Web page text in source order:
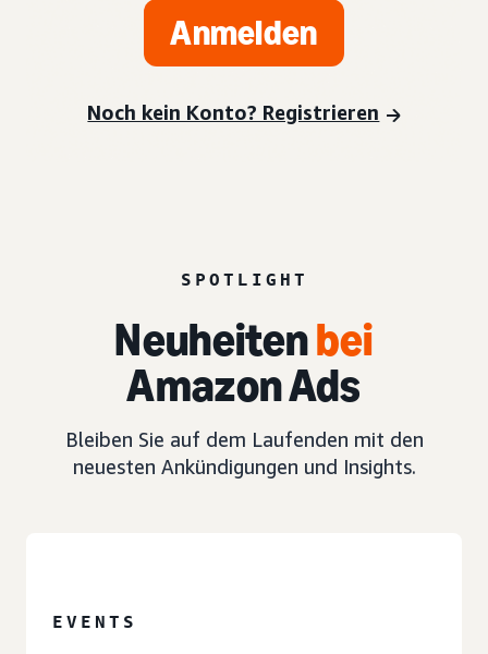
Anmelden
Noch kein Konto? Registrieren
SPOTLIGHT
Neuheitenbei
Amazon Ads
Bleiben Sie auf dem Laufenden mit den
neuesten Ankündigungen und Insights.
EVENTS